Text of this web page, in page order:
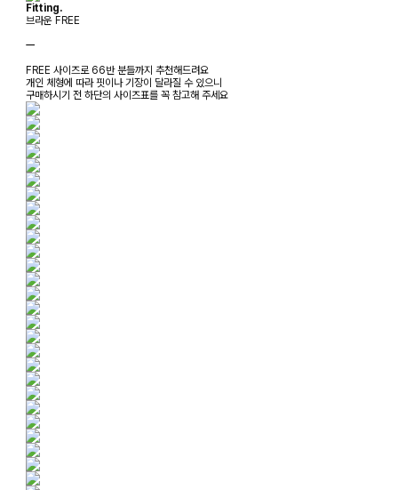
Fitting.
브라운 FREE
ㅡ
FREE 사이즈로 66반 분들까지 추천해드려요
개인 체형에 따라 핏이나 기장이 달라질 수 있으니
구매하시기 전 하단의 사이즈표를 꼭 참고해 주세요